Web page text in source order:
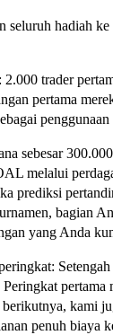
seluruh hadiah
trader
pertama
sebesar
melalui
prediksi
bagian
yang Anda
pertama
kami
penuh biaya